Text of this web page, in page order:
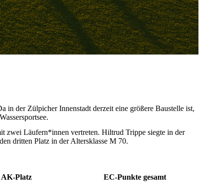
der Zülpicher Innenstadt derzeit eine größere Baustelle ist,
zwei Läufern*innen vertreten. Hiltrud Trippe siegte in der
dritten Platz in der Altersklasse M 70.
AK-Platz EC-Punkte gesamt